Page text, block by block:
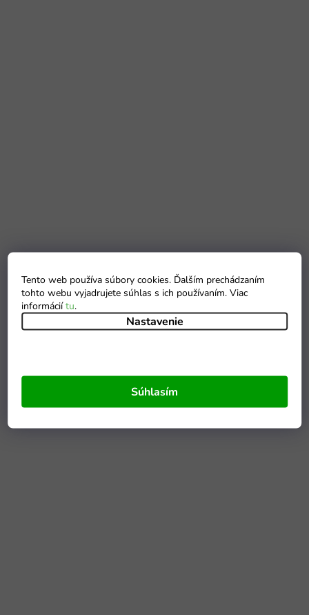
Tento web používa súbory cookies. Ďalším prechádzaním
tohto webu vyjadrujete súhlas s ich používaním. Viac
informáciítu.
Nastavenie
Súhlasím